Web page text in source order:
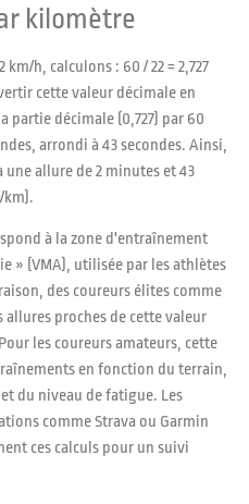
kilomètre
h, calculons : 60 / 22 = 2,727
cette valeur décimale en
partie décimale (0,727) par 60
arrondi à 43 secondes. Ainsi,
une allure de 2 minutes et 43
km).
à la zone d'entraînement
» (VMA), utilisée par les athlètes
des coureurs élites comme
proches de cette valeur
les coureurs amateurs, cette
en fonction du terrain,
du niveau de fatigue. Les
comme Strava ou Garmin
ces calculs pour un suivi